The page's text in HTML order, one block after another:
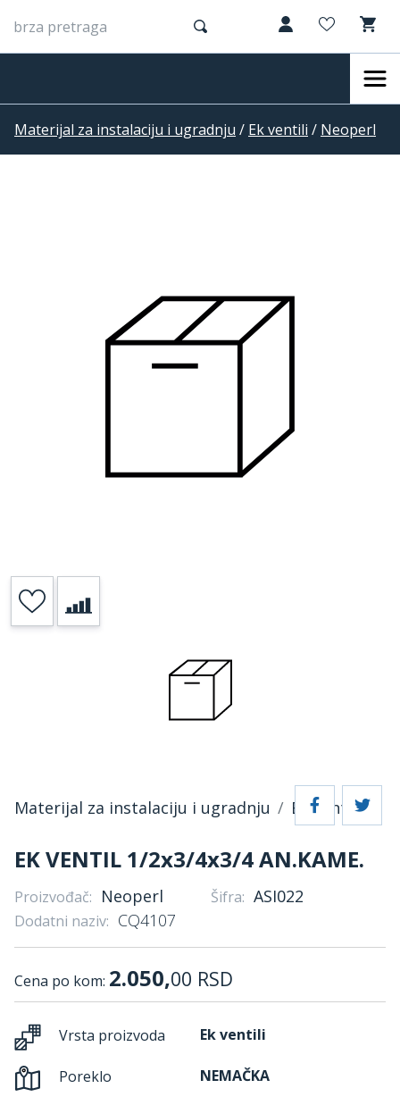
Materijal za instalaciju i ugradnju / Ek ventili / Neoperl
Materijal za instalaciju i ugradnju Ek ventili
EK VENTIL 1/2x3/4x3/4 AN.KAME.
Proizvođač: Neoperl Šifra: ASI022
Dodatni naziv: CQ4107
Cena po kom: 2.050,00 RSD
Vrsta proizvoda Ek ventili
Poreklo NEMAČKA